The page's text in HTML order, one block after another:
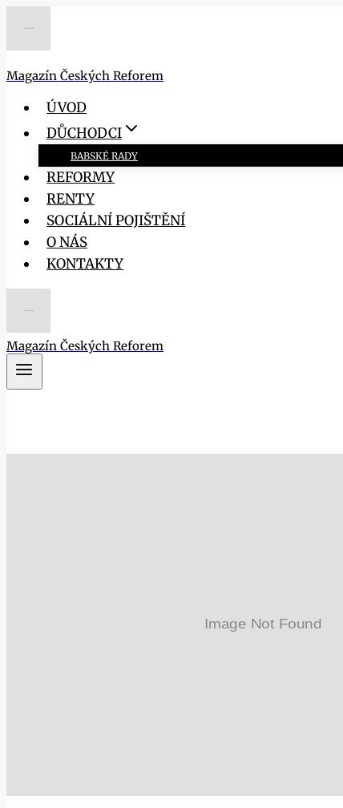
Magazín Českých Reforem
ÚVOD
DŮCHODCI
BABSKÉ RADY
REFORMY
RENTY
SOCIÁLNÍ POJIŠTĚNÍ
O NÁS
KONTAKTY
Magazín Českých Reforem